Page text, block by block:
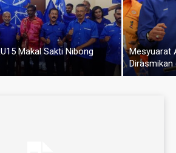
Makal Sakti Nibong
Mesyuarat
Dirasmikan